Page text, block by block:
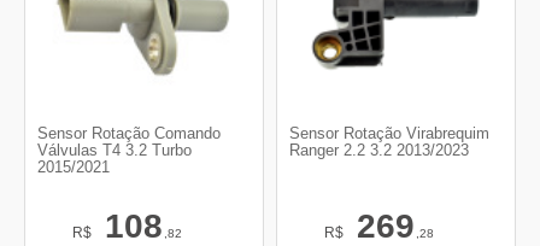
Sensor Rotação Comando
Válvulas T4 3.2 Turbo
2015/2021
R$ 108,82
Sensor Rotação Virabrequim
Ranger 2.2 3.2 2013/2023
R$ 269,28